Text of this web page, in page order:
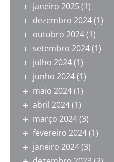
janeiro 2025 (1)
dezembro 2024(1)
outubro 2024(1)
setembro 2024(1)
julho 2024(1)
junho 2024(1)
maio 2024(1)
abril 2024(1)
março 2024(3)
fevereiro 2024(1)
janeiro 2024(3)